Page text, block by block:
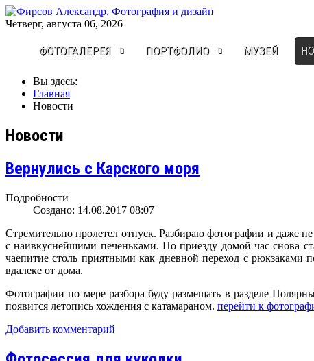
Четверг, августа 06, 2026
ФОТОГАЛЕРЕЯ ПОРТФОЛИО МУЗЕЙ
Вы здесь:
Главная
Новости
Новости
Вернулись с Карского моря
Подробности
Создано: 14.08.2017 08:07
Стремительно пролетел отпуск. Разбираю фотографии и даже
с наивкуснейшими печеньками. По приезду домой час снова
чаепитие столь приятными как дневной переход с рюкзаками
вдалеке от дома.
Фотографии по мере разбора буду размещать в разделе
появится летопись хождения с катамараном. перейти к
Добавить комментарий